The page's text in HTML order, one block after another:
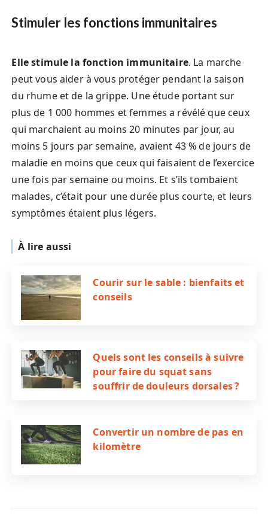
Stimuler les fonctions immunitaires
Elle stimule la fonction immunitaire. La marche
peut vous aider à vous protéger pendant la saison
du rhume et de la grippe. Une étude portant sur
plus de 1 000 hommes et femmes a révélé que ceux
qui marchaient au moins 20 minutes par jour, au
moins 5 jours par semaine, avaient 43 % de jours de
maladie en moins que ceux qui faisaient de l’exercice
une fois par semaine ou moins. Et s’ils tombaient
malades, c’était pour une durée plus courte, et leurs
symptômes étaient plus légers.
À lire aussi
Courir sur le sable : bienfaits et
conseils
Quels sont les conseils à suivre
pour faire du squat sans
souffrir de douleurs dorsales ?
Convertir un nombre de pas en
kilomètre